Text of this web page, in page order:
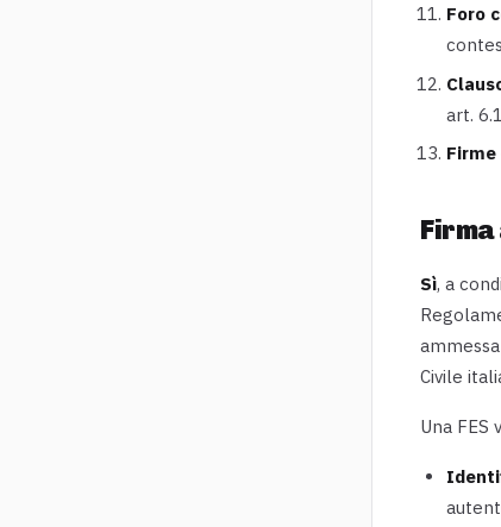
Foro
art.
Firme
Sì, a
Civile
Una FES